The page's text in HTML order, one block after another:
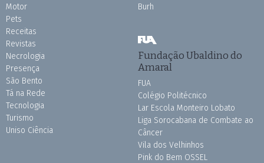
Motor
Pets
Receitas
Revistas
Necrologia
Presença
São Bento
Tá na Rede
Tecnologia
Turismo
Uniso Ciência
Burh
Fundação Ubaldino do
Amaral
FUA
Colégio Politécnico
Lar Escola Monteiro Lobato
Liga Sorocabana de Combate ao
Câncer
Vila dos Velhinhos
Pink do Bem OSSEL